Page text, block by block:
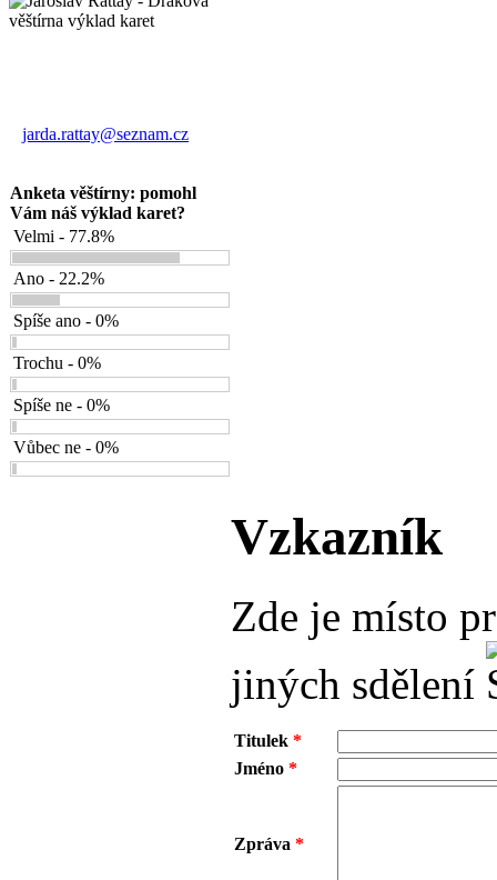
jarda.rattay@seznam.cz
Anketa věštírny: pomohl
Vám náš výklad karet?
Velmi - 77.8%
Ano - 22.2%
Spíše ano - 0%
Trochu - 0%
Spíše ne - 0%
Vůbec ne - 0%
Vzkazník
Zde je místo
jiných sdělení
Titulek *
Jméno *
Zpráva *